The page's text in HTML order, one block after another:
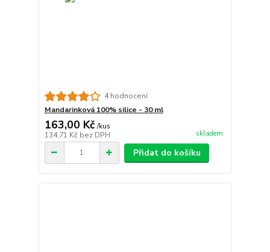
4 hodnocení
Mandarinková 100% silice - 30 ml
163,00 Kč /kus
134,71 Kč bez DPH skladem
Přidat do košíku